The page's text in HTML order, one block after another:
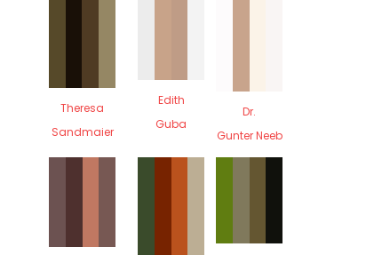
Theresa
Sandmaier
Edith
Guba
Dr.
Gunter Neeb